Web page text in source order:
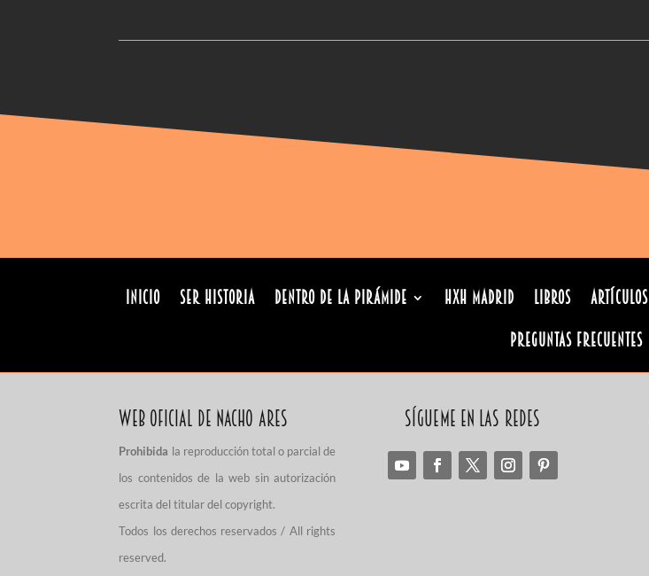
INICIO Ser Historia Dentro de la pirámide HxH Madrid Libros Artículos
Preguntas Frecuentes
Web Oficial de Nacho Ares
Prohibida la reproducción total o parcial de
los contenidos de la web sin autorización
escrita del titular del copyright.
Todos los derechos reservados / All rights
reserved.
Sígueme en las redes